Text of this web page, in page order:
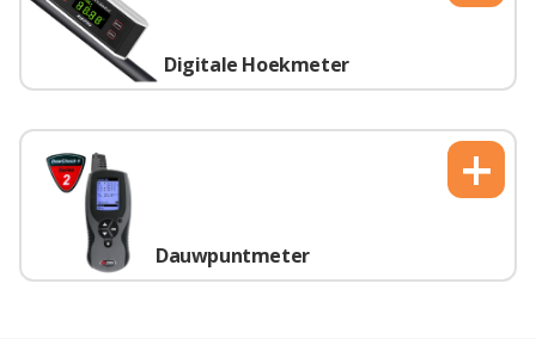
Digitale Hoekmeter
Dauwpuntmeter
+